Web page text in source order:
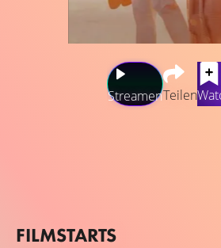
StreamenTeilen
wenn sie ihren Mann im Himmel
FILMSTARTS